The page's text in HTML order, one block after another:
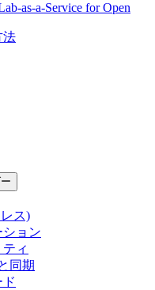
as-a-Service for Open
法
ス)
ション
ィ
同期